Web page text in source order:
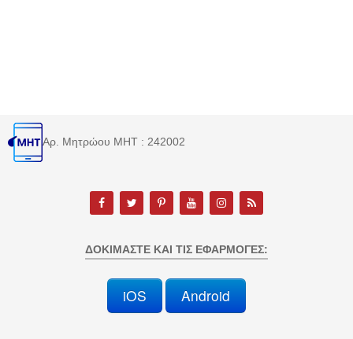
Αρ. Μητρώου MHT : 242002
ΔΟΚΙΜΆΣΤΕ ΚΑΙ ΤΙΣ ΕΦΑΡΜΟΓΈΣ:
iOS Android